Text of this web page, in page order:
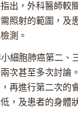
出，外科醫師較
照射的範圍，及
測。
細胞肺癌第二、
次甚至多次討論
再進行第二次的
，及患者的身體